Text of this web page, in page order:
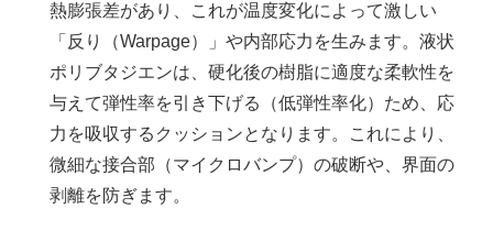
熱膨張差があり、これが温度変化によって激しい
「反り（Warpage）」や内部応力を生みます。液状
ポリブタジエンは、硬化後の樹脂に適度な柔軟性を
与えて弾性率を引き下げる（低弾性率化）ため、応
力を吸収するクッションとなります。これにより、
微細な接合部（マイクロバンプ）の破断や、界面の
剥離を防ぎます。